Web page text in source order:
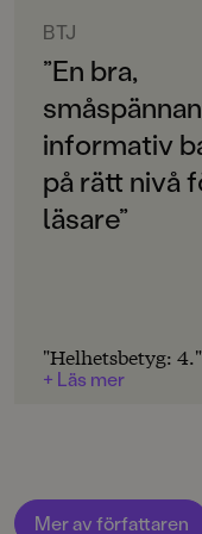
står Halvan
bokhandelns
Författaren Arne
reporter på
Burman
fordon ser ut både
Svenska
SPRÅK
Svenska
SERIE
Halvan
PAPPER
Arctic Matt
CE-MÄRKNING
BTJ
”En bra,
informativ
på rätt nivå
läsare”
"Helhetsbetyg:
+ Läs mer
Mer av författaren